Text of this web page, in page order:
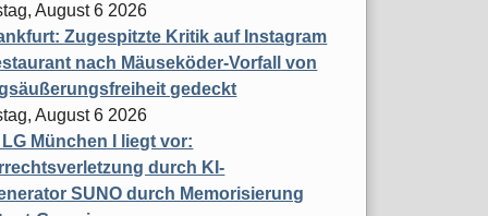
August 6 2026
Zugespitzte Kritik auf Instagram
nach Mäuseköder-Vorfall von
gedeckt
August 6 2026
München I liegt vor:
durch KI-
SUNO durch Memorisierung